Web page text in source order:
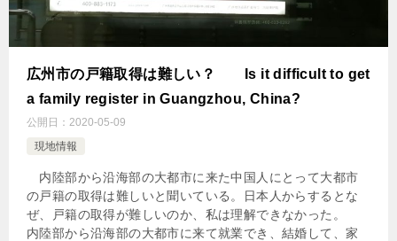
広州市の戸籍取得は難しい？ Is it difficult to get
a family register in Guangzhou, China?
公開日： 2020-05-09
現地情報
内陸部から沿海部の大都市に来た中国人にとって大都市
の戸籍の取得は難しいと聞いている。日本人からするとな
ぜ、戸籍の取得が難しいのか、私は理解できなかった。
内陸部から沿海部の大都市に来て就業でき、結婚して、家